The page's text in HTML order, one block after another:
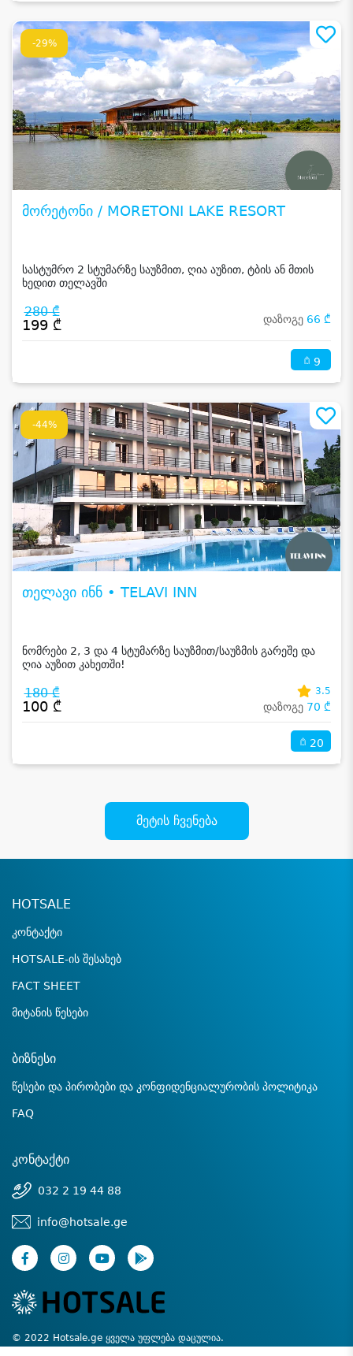
-29%
მორეტონი / MORETONI LAKE RESORT
სასტუმრო 2 სტუმარზე საუზმით, ღია აუზით, ტბის ან მთის
ხედით თელავში
280 ₾
199 ₾ დაზოგე 66 ₾
9
-44%
თელავი ინნ • TELAVI INN
ნომრები 2, 3 და 4 სტუმარზე საუზმით/საუზმის გარეშე და
ღია აუზით კახეთში!
180 ₾
100 ₾
3.5
დაზოგე 70 ₾
20
მეტის ჩვენება
HOTSALE
კონტაქტი
HOTSALE-ის შესახებ
FACT SHEET
მიტანის წესები
ბიზნესი
წესები და პირობები და კონფიდენციალურობის პოლიტიკა
FAQ
კონტაქტი
032 2 19 44 88
info@hotsale.ge
© 2022 Hotsale.ge ყველა უფლება დაცულია.